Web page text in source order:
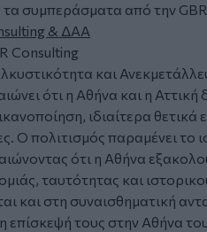
συμπεράσματα από την
& ΔΑΑ
Consulting
και
ότι η Αθήνα και η
ιδιαίτερα
Ο πολιτισμός παραμένει
ότι η Αθήνα
ταυτότητας και
και στη συναισθηματική
επίσκεψή τους στην Αθήνα